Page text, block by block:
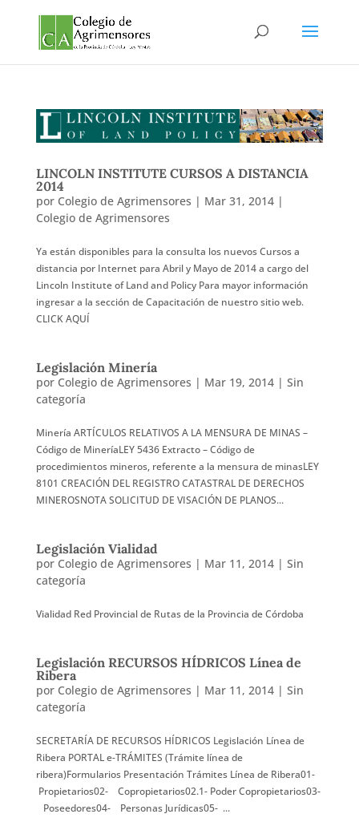
LINCOLN INSTITUTE CURSOS A DISTANCIA
2014
por Colegio de Agrimensores | Mar 31, 2014|
Colegio de Agrimensores
Ya están disponibles para la consulta los nuevos Cursos a
distancia por Internet para Abril y Mayo de 2014 a cargo del
Lincoln Institute of Land and Policy Para mayor información
ingresar a la sección de Capacitación de nuestro sitio web.
CLICK AQUÍ
Legislación Minería
por Colegio de Agrimensores | Mar 19, 2014| Sin
categoría
Minería ARTÍCULOS RELATIVOS A LA MENSURA DE MINAS –
Código de MineríaLEY 5436 Extracto – Código de
procedimientos mineros, referente a la mensura de minasLEY
8101 CREACIÓN DEL REGISTRO CATASTRAL DE DERECHOS
MINEROSNOTA SOLICITUD DE VISACIÓN DE PLANOS...
Legislación Vialidad
por Colegio de Agrimensores | Mar 11, 2014| Sin
categoría
Vialidad Red Provincial de Rutas de la Provincia de Córdoba
Legislación RECURSOS HÍDRICOS Línea de
Ribera
por Colegio de Agrimensores | Mar 11, 2014| Sin
categoría
SECRETARÍA DE RECURSOS HÍDRICOS Legislación Línea de
Ribera PORTAL e-TRÁMITES (Trámite línea de
ribera)Formularios Presentación Trámites Línea de Ribera01-
Propietarios02- Copropietarios02.1- Poder Copropietarios03-
Poseedores04- Personas Jurídicas05- ...